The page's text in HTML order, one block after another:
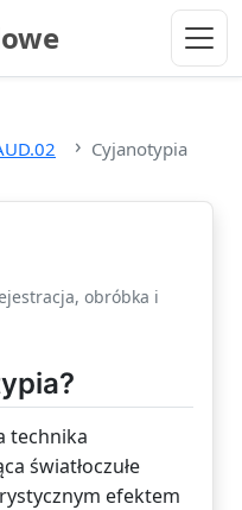
Cyjanotypia
obróbka i
technika
światłoczułe
efektem